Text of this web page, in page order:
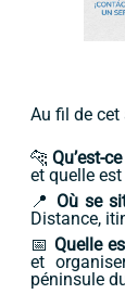
Au fil de cet
🐆Qu’est-
et quelle
📍 Où se
Distance,
📅 Quelle
et
péninsule